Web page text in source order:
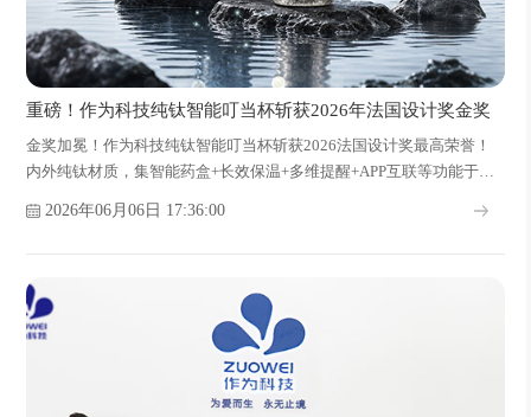
重磅！作为科技纯钛智能叮当杯斩获2026年法国设计奖金奖
金奖加冕！作为科技纯钛智能叮当杯斩获2026法国设计奖最高荣誉！
内外纯钛材质，集智能药盒+长效保温+多维提醒+APP互联等功能于一
2026年06月06日 17:36:00